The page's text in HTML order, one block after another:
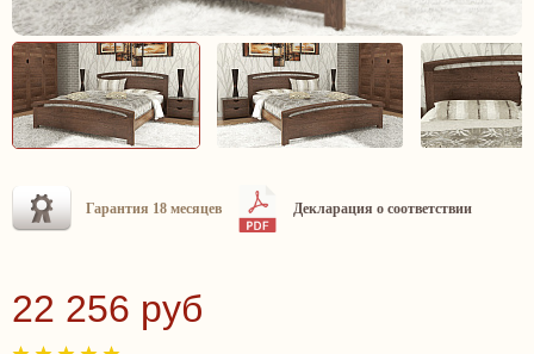
Гарантия 18 месяцев Декларация о соответствии
22 256 руб